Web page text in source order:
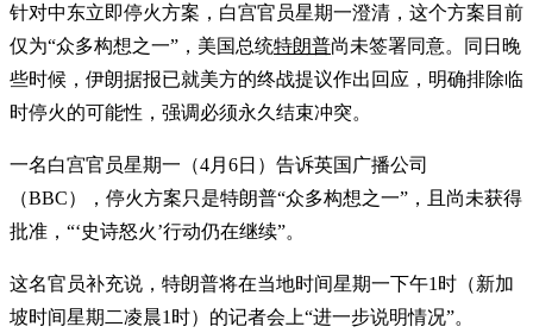
针对中东立即停火方案，白宫官员星期一澄清，这个方案目前
仅为“众多构想之一”，美国总统特朗普尚未签署同意。同日晚
些时候，伊朗据报已就美方的终战提议作出回应，明确排除临
时停火的可能性，强调必须永久结束冲突。
一名白宫官员星期一（4月6日）告诉英国广播公司
（BBC），停火方案只是特朗普“众多构想之一”，且尚未获得
批准，“‘史诗怒火’行动仍在继续”。
这名官员补充说，特朗普将在当地时间星期一下午1时（新加
坡时间星期二凌晨1时）的记者会上“进一步说明情况”。